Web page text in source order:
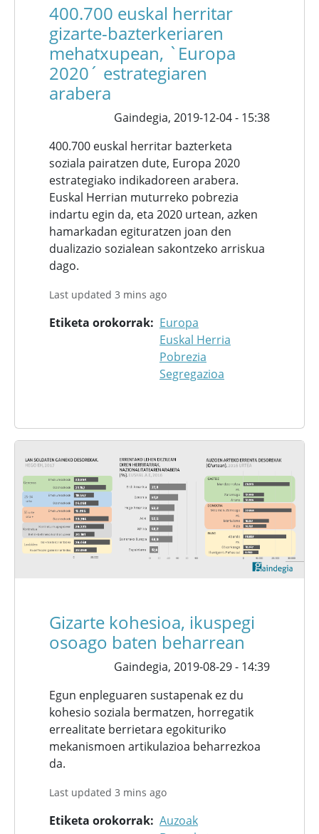
400.700 euskal herritar
gizarte-bazterkeriaren
mehatxupean, `Europa
2020´ estrategiaren
arabera
Gaindegia, 2019-12-04 - 15:38
400.700 euskal herritar bazterketa
soziala pairatzen dute, Europa 2020
estrategiako indikadoreen arabera.
Euskal Herrian muturreko pobrezia
indartu egin da, eta 2020 urtean, azken
hamarkadan egituratzen joan den
dualizazio sozialean sakontzeko arriskua
dago.
Last updated 3 mins ago
Etiketa orokorrak
Europa
Euskal Herria
Pobrezia
Segregazioa
Gizarte kohesioa, ikuspegi
osoago baten beharrean
Gaindegia, 2019-08-29 - 14:39
Egun enpleguaren sustapenak ez du
kohesio soziala bermatzen, horregatik
errealitate berrietara egokituriko
mekanismoen artikulazioa beharrezkoa
da.
Last updated 3 mins ago
Etiketa orokorrak Auzoak